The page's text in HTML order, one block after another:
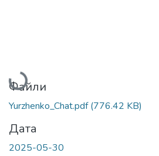
Вантажиться...
Файли
Yurzhenko_Chat.pdf(776.42 KB)
Дата
2025-05-30